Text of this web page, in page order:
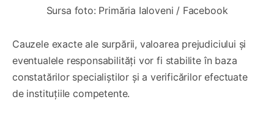
Sursa foto: Primăria Ialoveni / Facebook
Cauzele exacte ale surpării, valoarea prejudiciului și
eventualele responsabilități vor fi stabilite în baza
constatărilor specialiștilor și a verificărilor efectuate
de instituțiile competente.